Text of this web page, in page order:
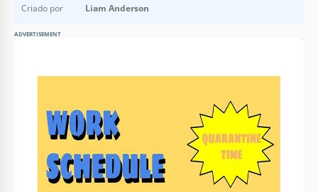
Criado por
Liam Anderson
ADVERTISEMENT